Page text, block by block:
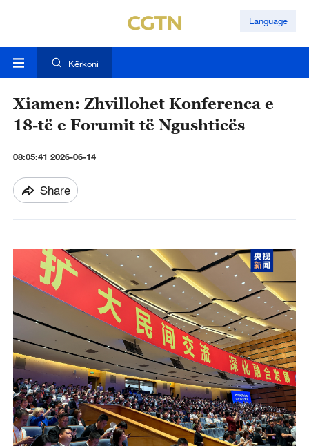
Language
Kërkoni
Xiamen: Zhvillohet Konferenca e
18-të e Forumit të Ngushticës
08:05:41 2026-06-14
Share